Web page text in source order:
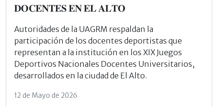
𝐃𝐎𝐂𝐄𝐍𝐓𝐄𝐒 𝐄𝐍 𝐄𝐋 𝐀𝐋𝐓𝐎
Autoridades de la UAGRM respaldan la
participación de los docentes deportistas que
representan a la institución en los XIX Juegos
Deportivos Nacionales Docentes Universitarios,
desarrollados en la ciudad de El Alto.
12 de Mayo de 2026